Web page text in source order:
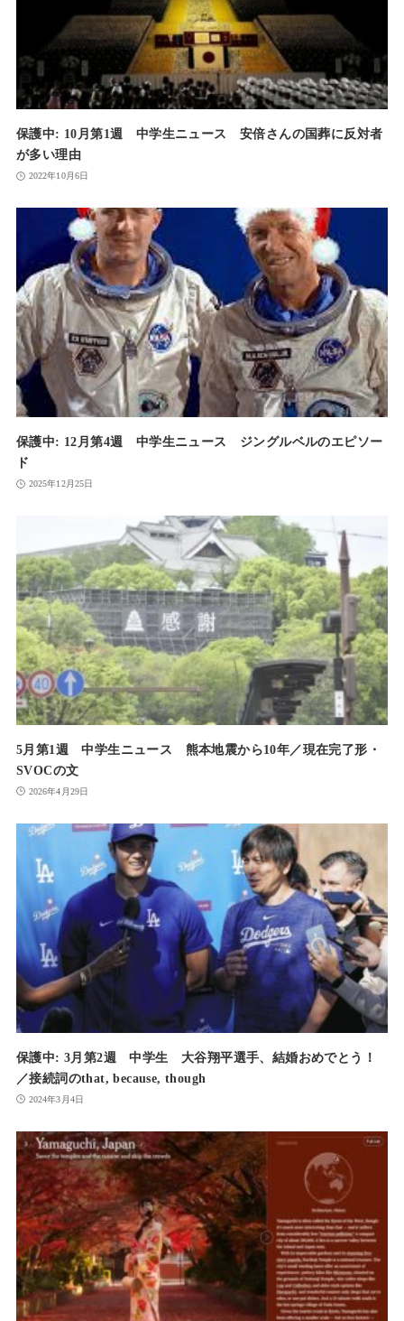
保護中: 10月第1週 中学生ニュース 安倍さんの国葬に反対者
が多い理由
2022年10月6日
保護中: 12月第4週 中学生ニュース ジングルベルのエピソー
ド
2025年12月25日
5月第1週 中学生ニュース 熊本地震から10年／現在完了形・
SVOCの文
2026年4月29日
保護中: 3月第2週 中学生 大谷翔平選手、結婚おめでとう！
／接続詞のthat, because, though
2024年3月4日